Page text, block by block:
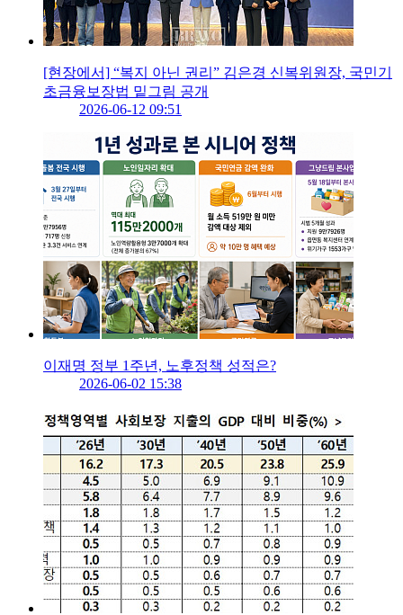
[현장에서] “복지 아닌 권리” 김은경 신복위원장, 국민기
초금융보장법 밑그림 공개
2026-06-12 09:51
이재명 정부 1주년, 노후정책 성적은?
2026-06-02 15:38